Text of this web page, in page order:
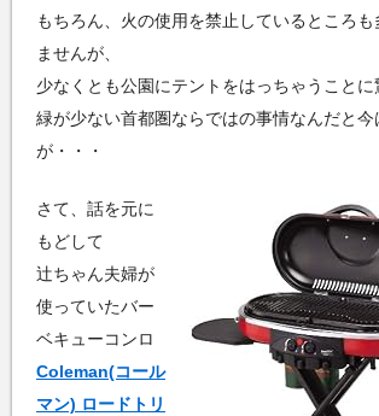
もちろん、火の使用を禁止しているところ
ませんが、
少なくとも公園にテントをはっちゃうことに
緑が少ない首都圏ならではの事情なんだと今
が・・・
さて、話を元に
もどして
辻ちゃん夫婦が
使っていたバー
ベキューコンロ
Coleman(コール
マン) ロードトリ